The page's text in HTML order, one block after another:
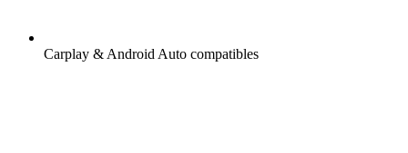
Carplay & Android Auto compatibles